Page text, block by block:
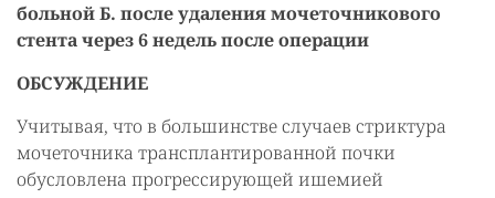
больной Б. после удаления мочеточникового
стента через 6 недель после операции
ОБСУЖДЕНИЕ
Учитывая, что в большинстве случаев стриктура
мочеточника трансплантированной почки
обусловлена прогрессирующей ишемией